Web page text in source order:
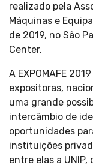
realizado pela
Máquinas e
de 2019, no São
Center.
A EXPOMAFE
expositoras,
uma grande
intercâmbio de
oportunidades
instituições
entre elas a